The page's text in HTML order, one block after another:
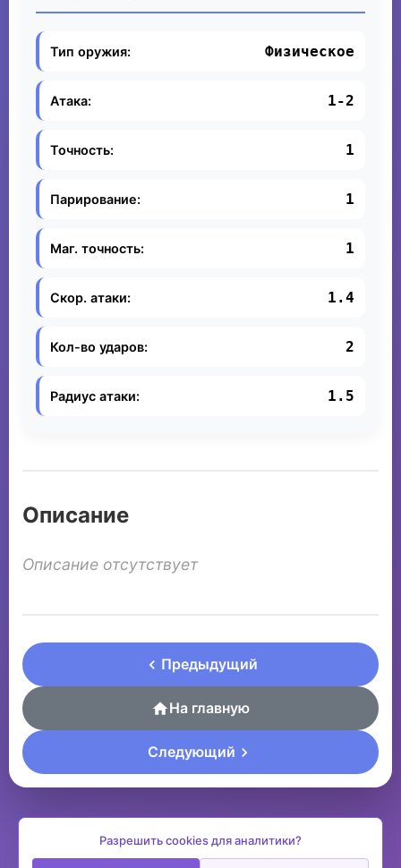
Тип оружия: Физическое
Атака: 1-2
Точность: 1
Парирование: 1
Маг. точность: 1
Скор. атаки: 1.4
Кол-во ударов: 2
Радиус атаки: 1.5
Описание
Описание отсутствует
Предыдущий
На главную
Следующий
Разрешить cookies для аналитики?